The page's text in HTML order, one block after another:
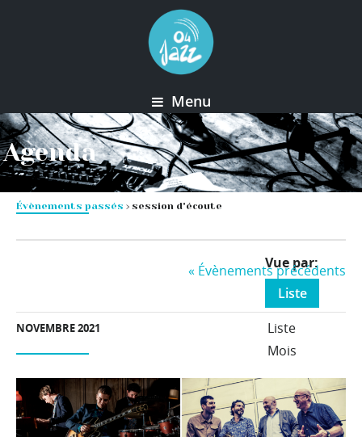
Menu
Agenda
Évènements passés › session d'écoute
Event
Views
Navigation
Vue par
Liste
Liste
Mois
« Évènements précédents
NOVEMBRE 2021